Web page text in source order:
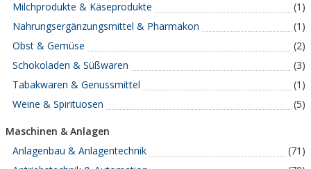
Milchprodukte & Käseprodukte
(1)
Nahrungsergänzungsmittel & Pharmakon
(1)
Obst & Gemüse
(2)
Schokoladen & Süßwaren
(3)
Tabakwaren & Genussmittel
(1)
Weine & Spirituosen
(5)
Maschinen & Anlagen
Anlagenbau & Anlagentechnik
(71)